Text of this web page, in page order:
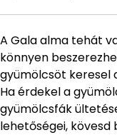
A Gala alma tehát
könnyen
gyümölcsöt keresel
Ha érdekel a
gyümölcsfák
lehetőségei,